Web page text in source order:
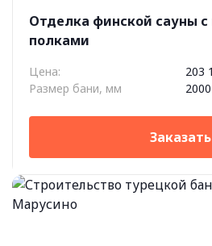
Отделка финской сауны
полками
Цена:
203
Размер бани, мм
Заказать